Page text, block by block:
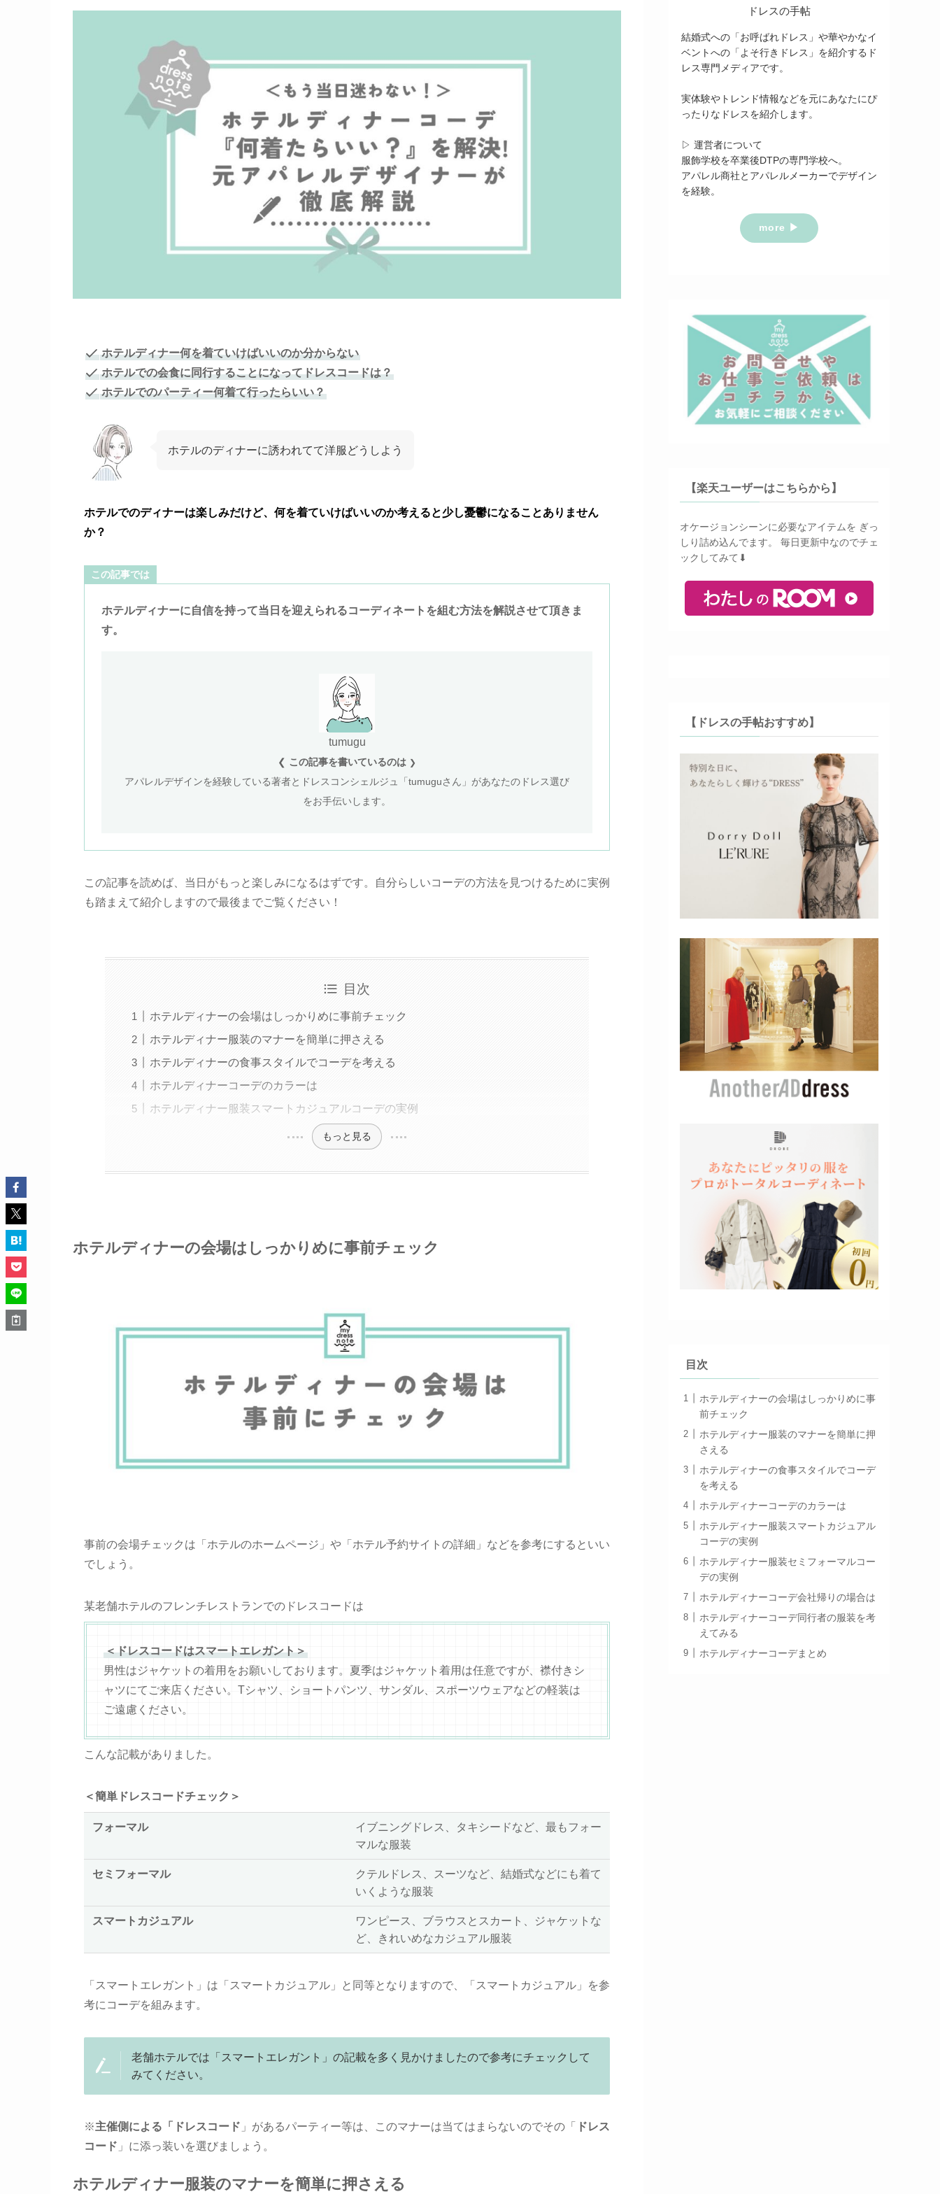
ホテルディナー何を着ていけばいいのか分からない
ホテルでの会食に同行することになってドレスコードは？
ホテルでのパーティー何着て行ったらいい？
ホテルのディナーに誘われてて洋服どうしよう
ホテルでのディナーは楽しみだけど、何を着ていけばいいのか考えると少し憂鬱になることありません
か？
この記事では
ホテルディナーに自信を持って当日を迎えられるコーディネートを組む方法を解説させて頂きま
す。
tumugu
❮ この記事を書いているのは ❯
アパレルデザインを経験している著者とドレスコンシェルジュ「tumuguさん」があなたのドレス選び
をお手伝いします。
この記事を読めば、当日がもっと楽しみになるはずです。自分らしいコーデの方法を見つけるために実例
も踏まえて紹介しますので最後までご覧ください！
目次
ホテルディナーの会場はしっかりめに事前チェック
ホテルディナー服装のマナーを簡単に押さえる
ホテルディナーの食事スタイルでコーデを考える
ホテルディナーコーデのカラーは
ホテルディナー服装スマートカジュアルコーデの実例
もっと見る
ホテルディナーの会場はしっかりめに事前チェック
事前の会場チェックは「ホテルのホームページ」や「ホテル予約サイトの詳細」などを参考にするといい
でしょう。
某老舗ホテルのフレンチレストランでのドレスコードは
＜ドレスコードはスマートエレガント＞
男性はジャケットの着用をお願いしております。夏季はジャケット着用は任意ですが、襟付きシ
ャツにてご来店ください。Tシャツ、ショートパンツ、サンダル、スポーツウェアなどの軽装は
ご遠慮ください。
こんな記載がありました。
＜簡単ドレスコードチェック＞
フォーマル
イブニングドレス、タキシードなど、最もフォー
マルな服装
セミフォーマル
クテルドレス、スーツなど、結婚式などにも着て
いくような服装
スマートカジュアル
ワンピース、ブラウスとスカート、ジャケットな
ど、きれいめなカジュアル服装
「スマートエレガント」は「スマートカジュアル」と同等となりますので、「スマートカジュアル」を参
考にコーデを組みます。
老舗ホテルでは「スマートエレガント」の記載を多く見かけましたので参考にチェックして
みてください。
※主催側による「ドレスコード 」があるパーティー等は、このマナーは当てはまらないのでその「
ドレス
コード 」に添っ装いを選びましょう。
ホテルディナー服装のマナーを簡単に押さえる
ドレスの手帖
結婚式への「お呼ばれドレス」や華やかなイ
ベントへの「よそ行きドレス」を紹介するド
レス専門メディアです。
実体験やトレンド情報などを元にあなたにぴ
ったりなドレスを紹介します。
▷ 運営者について
服飾学校を卒業後DTPの専門学校へ。
アパレル商社とアパレルメーカーでデザイン
を経験。
more ▶︎
【楽天ユーザーはこちらから】
オケージョンシーンに必要なアイテムを ぎっ
しり詰め込んでます。 毎日更新中なのでチェ
ックしてみて⬇︎
【ドレスの手帖おすすめ】
目次
ホテルディナーの会場はしっかりめに事
前チェック
ホテルディナー服装のマナーを簡単に押
さえる
ホテルディナーの食事スタイルでコーデ
を考える
ホテルディナーコーデのカラーは
ホテルディナー服装スマートカジュアル
コーデの実例
ホテルディナー服装セミフォーマルコー
デの実例
ホテルディナーコーデ会社帰りの場合は
ホテルディナーコーデ同行者の服装を考
えてみる
ホテルディナーコーデまとめ